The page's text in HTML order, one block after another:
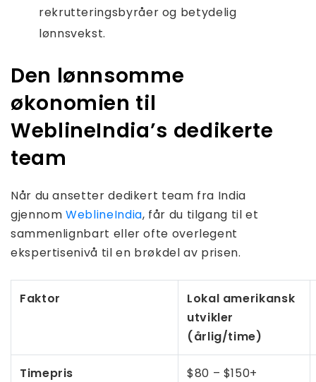
rekrutteringsbyråer og betydelig
lønnsvekst.
Den lønnsomme
økonomien til
WeblineIndia’s dedikerte
team
Når du ansetter dedikert team fra India
gjennomWeblineIndia, får du tilgang til et
sammenlignbart eller ofte overlegent
ekspertisenivå til en brøkdel av prisen.
Faktor
Lokal amerikansk
utvikler
(årlig/time)
Timepris $80 – $150+